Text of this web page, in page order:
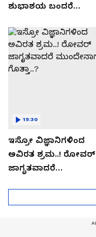
ಶುಭಾಶಯ ಬಂದರೆ
ಇಸ್ರೋ ವಿಜ್ಞಾನಿಗಳಿಂದ
ಅವಿರತ ಶ್ರಮ..! ರೋವರ್
ಜಾಗೃತವಾದರೆ
19:30